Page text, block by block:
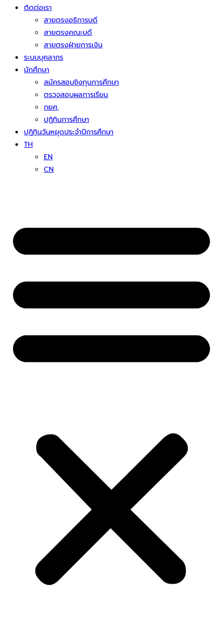
ติดต่อเรา
สายตรงอธิการบดี
สายตรงคณะบดี
สายตรงฝ่ายการเงิน
ระบบบุคลากร
นักศึกษา
สมัครสอบชิงทุนการศึกษา
ตรวจสอบผลการเรียน
กยศ.
ปฏิทินการศึกษา
ปฏิทินวันหยุดประจำปีการศึกษา
TH
EN
CN